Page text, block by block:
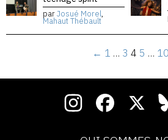
parJosué Morel,
Mahaut Thébault
← 1 … 3 4 5 … 10